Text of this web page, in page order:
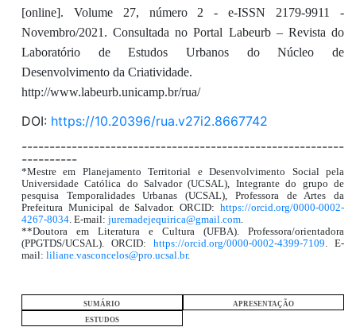
[online]. Volume 27, número 2 - e-ISSN 2179-9911 -
Novembro/2021. Consultada no Portal Labeurb – Revista do
Laboratório de Estudos Urbanos do Núcleo de
Desenvolvimento da Criatividade.
http://www.labeurb.unicamp.br/rua/
DOI: https://10.20396/rua.v27i2.8667742
----------------------------------------------------------
----------
*Mestre em Planejamento Territorial e Desenvolvimento Social pela
Universidade Católica do Salvador (UCSAL), Integrante do grupo de
pesquisa Temporalidades Urbanas (UCSAL), Professora de Artes da
Prefeitura Municipal de Salvador. ORCID: https://orcid.org/0000-0002-
4267-8034. E-mail: juremadejequirica@gmail.com.
**Doutora em Literatura e Cultura (UFBA). Professora/orientadora
(PPGTDS/UCSAL). ORCID: https://orcid.org/0000-0002-4399-7109 . E-
mail: liliane.vasconcelos@pro.ucsal.br.
SUMÁRIO
APRESENTAÇÃO
ESTUDOS